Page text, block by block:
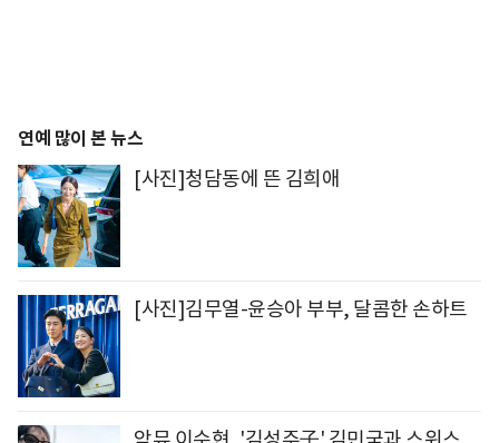
연예 많이 본 뉴스
[사진]청담동에 뜬 김희애
[사진]김무열-윤승아 부부, 달콤한 손하트